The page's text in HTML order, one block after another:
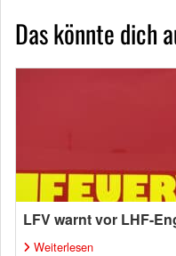
Das könnte dich
LFV warnt vor LHF-
Weiterlesen